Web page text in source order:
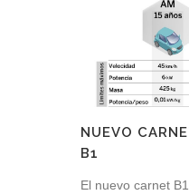
NUEVO
B1
El nuevo carnet